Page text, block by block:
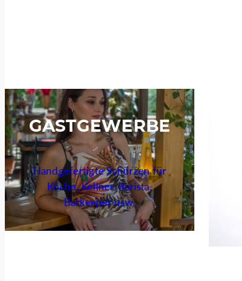
GASTGEWERBE
Handgefertigte Schürzen für
Köche, Kellner, Barista,
Barkeeper usw.